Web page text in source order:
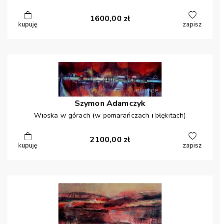
kupuję
1600,00 zł
zapisz
Szymon Adamczyk
Wioska w górach (w pomarańczach i błękitach)
kupuję
2100,00 zł
zapisz